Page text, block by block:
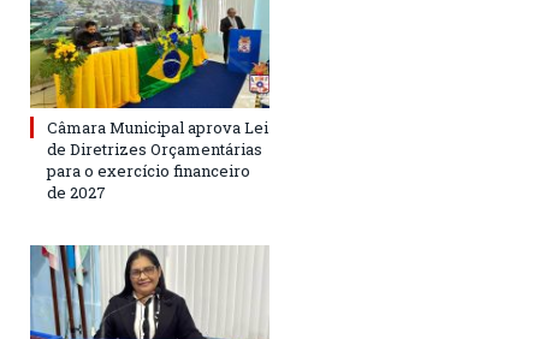
Câmara Municipal aprova Lei
de Diretrizes Orçamentárias
para o exercício financeiro
de 2027